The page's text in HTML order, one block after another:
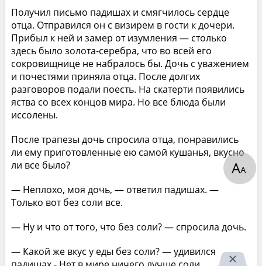
Получил письмо падишах и смягчилось сердце
отца. Отправился он с визирем в гости к дочери.
Прибыл к ней и замер от изумления — столько
здесь было золота-серебра, что во всей его
сокровищнице не набралось бы. Дочь с уважением
и почестями приняла отца. После долгих
разговоров подали поесть. На скатерти появились
яства со всех концов мира. Но все блюда были
иссолены.
После трапезы дочь спросила отца, понравились
ли ему приготовленные ею самой кушанья, вкусно
ли все было?
— Неплохо, моя дочь, — ответил падишах. —
Только вот без соли все.
— Ну и что от того, что без соли? — спросила дочь.
— Какой же вкус у еды без соли? — удивился
АА